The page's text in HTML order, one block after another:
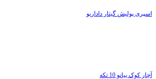
اسپری پولیش گیتار داداریو
آچار کوک پیانو 10 تکه